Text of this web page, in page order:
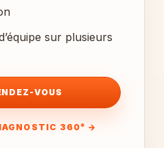
sur plusieurs
VOUS
360° →